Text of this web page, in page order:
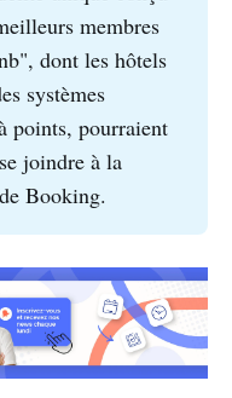
membres
dont les hôtels
systèmes
points, pourraient
joindre à la
Booking.